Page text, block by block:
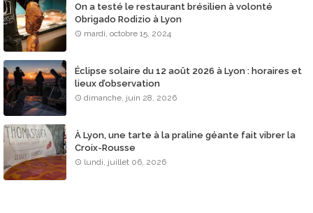
On a testé le restaurant brésilien à volonté
Obrigado Rodizio à Lyon
mardi, octobre 15, 2024
Éclipse solaire du 12 août 2026 à Lyon : horaires et
lieux d’observation
dimanche, juin 28, 2026
À Lyon, une tarte à la praline géante fait vibrer la
Croix-Rousse
lundi, juillet 06, 2026